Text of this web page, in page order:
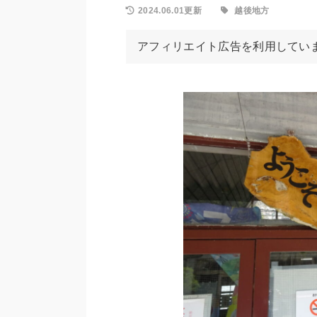
2024.06.01更新 越後地方
アフィリエイト広告を利用してい